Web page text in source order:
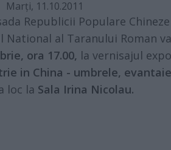
Marţi, 11.10.2011
Republicii Populare
National al Taranului Roman
ora 17.00, la vernisajul
in China - umbrele,
loc la Sala Irina Nicolau.